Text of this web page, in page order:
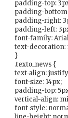
padding-top:
padding-
padding-right:
padding-left:
font-family:
text-decoration:
}
.texto_news {
text-align:
font-size: 14px;
padding-top:
vertical-align:
font-style: